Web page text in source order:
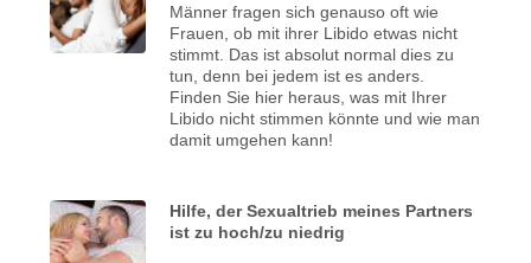
Männer fragen sich genauso oft wie
Frauen, ob mit ihrer Libido etwas nicht
stimmt. Das ist absolut normal dies zu
tun, denn bei jedem ist es anders.
Finden Sie hier heraus, was mit Ihrer
Libido nicht stimmen könnte und wie man
damit umgehen kann!
Hilfe, der Sexualtrieb meines Partners
ist zu hoch/zu niedrig